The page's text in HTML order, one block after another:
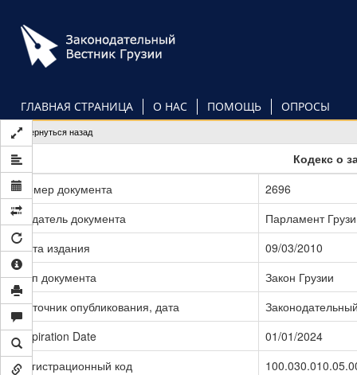
основному
содержанию
ГЛАВНАЯ СТРАНИЦА О НАС ПОМОЩЬ ОПРОСЫ
Вернуться назад
Кодекс о
Номер документа
2696
Издатель документа
Парламент
Дата издания
09/03/2010
Тип документа
Закон Грузии
Источник опубликования, дата
Expiration Date
01/01/2024
Регистрационный код